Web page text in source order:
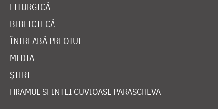
LITURGICĂ
BIBLIOTECĂ
ÎNTREABĂ PREOTUL
MEDIA
ȘTIRI
HRAMUL SFINTEI CUVIOASE PARASCHEVA